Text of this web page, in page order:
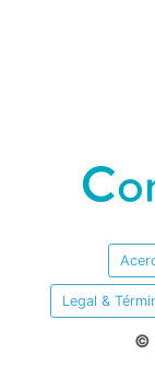
Legal &
©